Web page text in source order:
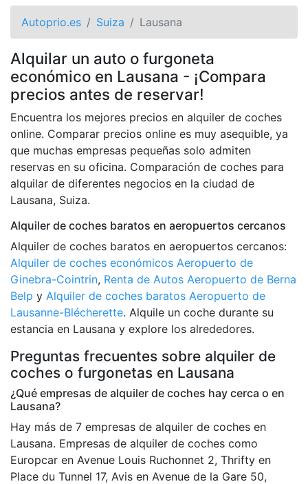
Autoprio.es Suiza Lausana
Alquilar un auto o furgoneta
económico en Lausana - ¡Compara
precios antes de reservar!
Encuentra los mejores precios en alquiler de coches
online. Comparar precios online es muy asequible, ya
que muchas empresas pequeñas solo admiten
reservas en su oficina. Comparación de coches para
alquilar de diferentes negocios en la ciudad de
Lausana, Suiza.
Alquiler de coches baratos en aeropuertos cercanos
Alquiler de coches baratos en aeropuertos cercanos:
Alquiler de coches económicos Aeropuerto de
Ginebra-Cointrin, Renta de Autos Aeropuerto de Berna
Belp y Alquiler de coches baratos Aeropuerto de
Lausanne-Blécherette. Alquile un coche durante su
estancia en Lausana y explore los alrededores.
Preguntas frecuentes sobre alquiler de
coches o furgonetas en Lausana
¿Qué empresas de alquiler de coches hay cerca o en
Lausana?
Hay más de 7 empresas de alquiler de coches en
Lausana. Empresas de alquiler de coches como
Europcar en Avenue Louis Ruchonnet 2, Thrifty en
Place du Tunnel 17, Avis en Avenue de la Gare 50,